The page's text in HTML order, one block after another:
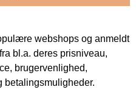
webshops og anmeldt
bl.a. deres prisniveau,
brugervenlighed,
betalingsmuligheder.